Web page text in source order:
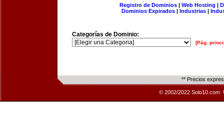
Registro de Dominios| Web Hosting |
Dominios Expirados | Industrias |
Categorías de Dominio:
[Pág.
** Precios
© 2002/2022 Solo10.com